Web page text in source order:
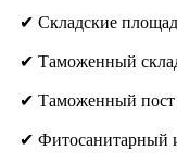
✔ Складские
✔ Таможенный
✔ Таможенный пост
✔ Фитосанитарный